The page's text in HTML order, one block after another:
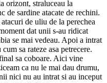
orizont, straluceau la
de sardine atacate de rechini.
de uliu de la perechea
dat unii s-au ridicat
se mai vedeau. Apoi a intrat
sa rateze asa petrecere.
sa coboare. Aici vine
ca nu le mai dau drumu,
nici nu au intrat si au inceput